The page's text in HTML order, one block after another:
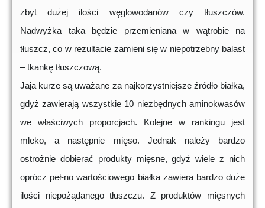
zbyt dużej ilości węglowodanów czy tłuszczów.
Nadwyżka taka będzie przemieniana w wątrobie na
tłuszcz, co w rezultacie zamieni się w niepotrzebny balast
– tkankę tłuszczową.
Jaja kurze są uważane za najkorzystniejsze źródło białka,
gdyż zawierają wszystkie 10 niezbędnych aminokwasów
we właściwych proporcjach. Kolejne w rankingu jest
mleko, a następnie mięso. Jednak należy bardzo
ostrożnie dobierać produkty mięsne, gdyż wiele z nich
oprócz peł-no wartościowego białka zawiera bardzo duże
ilości niepożądanego tłuszczu. Z produktów mięsnych